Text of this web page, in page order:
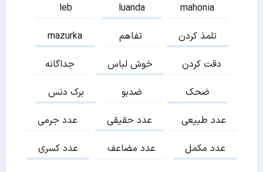
leb
luanda
mahonia
mazurka
تفاهم
تلمذ کردن
جداگانه
خوش لباس
دقت کردن
برک دنس
ضدبو
ضحک
عدد جرمی
عدد حقیقی
عدد طبیعی
عدد کسری
عدد مضاعف
عدد مکمل